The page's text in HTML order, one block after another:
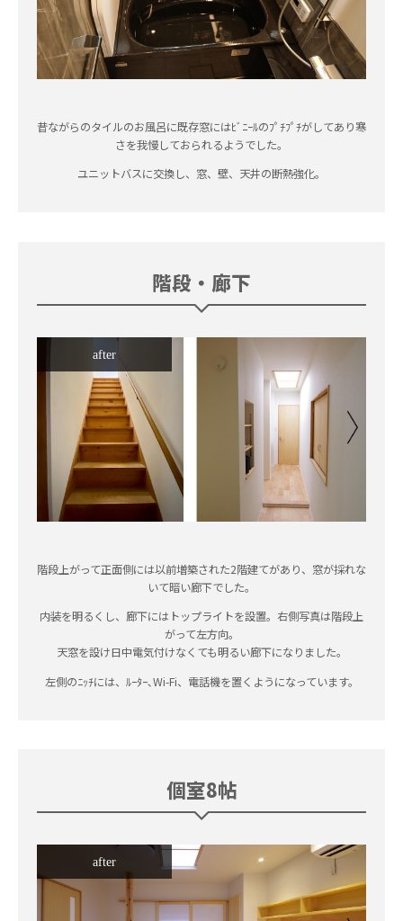
昔ながらのタイルのお風呂に既存窓にはﾋﾞﾆｰﾙのﾌﾟﾁﾌﾟﾁがしてあり寒
さを我慢しておられるようでした。
ユニットバスに交換し、窓、壁、天井の断熱強化。
階段・廊下
after
階段上がって正面側には以前増築された2階建てがあり、窓が採れな
いて暗い廊下でした。
内装を明るくし、廊下にはトップライトを設置。右側写真は階段上
がって左方向。
天窓を設け日中電気付けなくても明るい廊下になりました。
左側のﾆｯﾁには、ﾙｰﾀｰ､Wi-Fi、電話機を置くようになっています。
個室8帖
after